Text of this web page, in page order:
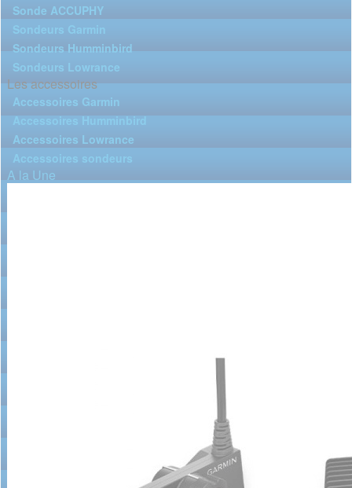
Sonde ACCUPHY
Sondeurs Garmin
Sondeurs Humminbird
Sondeurs Lowrance
Les accessoires
Accessoires Garmin
Accessoires Humminbird
Accessoires Lowrance
Accessoires sondeurs
A la Une